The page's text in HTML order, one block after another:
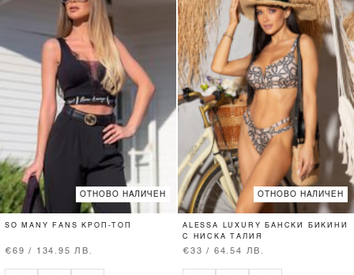
ОТНОВО НАЛИЧЕН
SO MANY FANS КРОП-ТОП
€69 / 134.95 ЛВ.
ОТНОВО НАЛИЧЕН
ALESSA LUXURY БАНСКИ БИКИНИ
С НИСКА ТАЛИЯ
€33 / 64.54 ЛВ.